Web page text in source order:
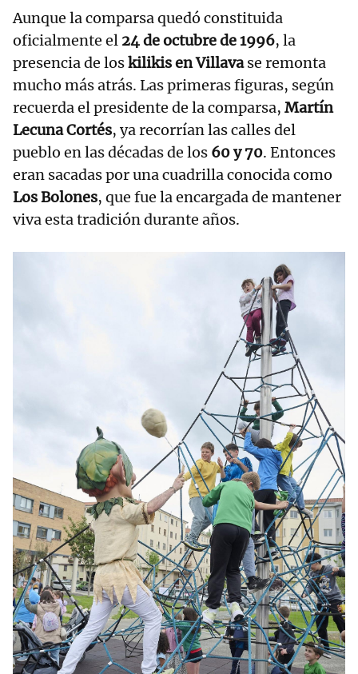
Aunque la comparsa quedó constituida
oficialmente el 24 de octubre de 1996, la
presencia de loskilikis en Villavase remonta
mucho más atrás. Las primeras figuras, según
recuerda el presidente de la comparsa, Martín
Lecuna Cortés, ya recorrían las calles del
pueblo en las décadas de los 60 y 70. Entonces
eran sacadas por una cuadrilla conocida como
Los Bolones, que fue la encargada de mantener
viva esta tradición durante años.